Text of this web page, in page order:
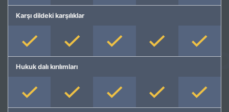
Karşı dildeki karşılıklar
Hukuk dalı kırılımları